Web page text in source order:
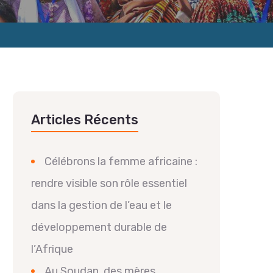
Articles Récents
Célébrons la femme africaine :
rendre visible son rôle essentiel
dans la gestion de l’eau et le
développement durable de
l’Afrique